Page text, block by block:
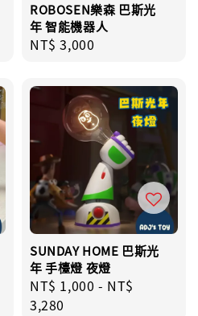
ROBOSEN樂森 巴斯光
年 智能機器人
Regular
NT$ 3,000
SUNDAY HOME 巴斯光
年 手檯燈 夜燈
Regular
price
NT$ 1,000 - NT$
3,280